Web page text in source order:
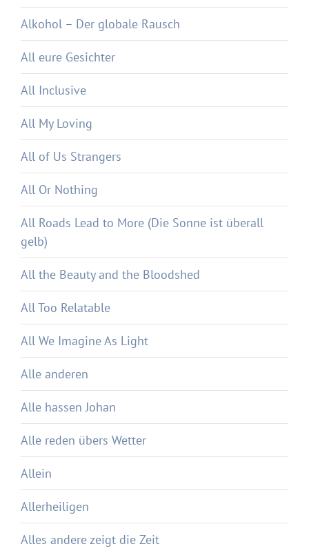
Alkohol – Der globale Rausch
All eure Gesichter
All Inclusive
All My Loving
All of Us Strangers
All Or Nothing
All Roads Lead to More (Die Sonne ist überall
gelb)
All the Beauty and the Bloodshed
All Too Relatable
All We Imagine As Light
Alle anderen
Alle hassen Johan
Alle reden übers Wetter
Allein
Allerheiligen
Alles andere zeigt die Zeit